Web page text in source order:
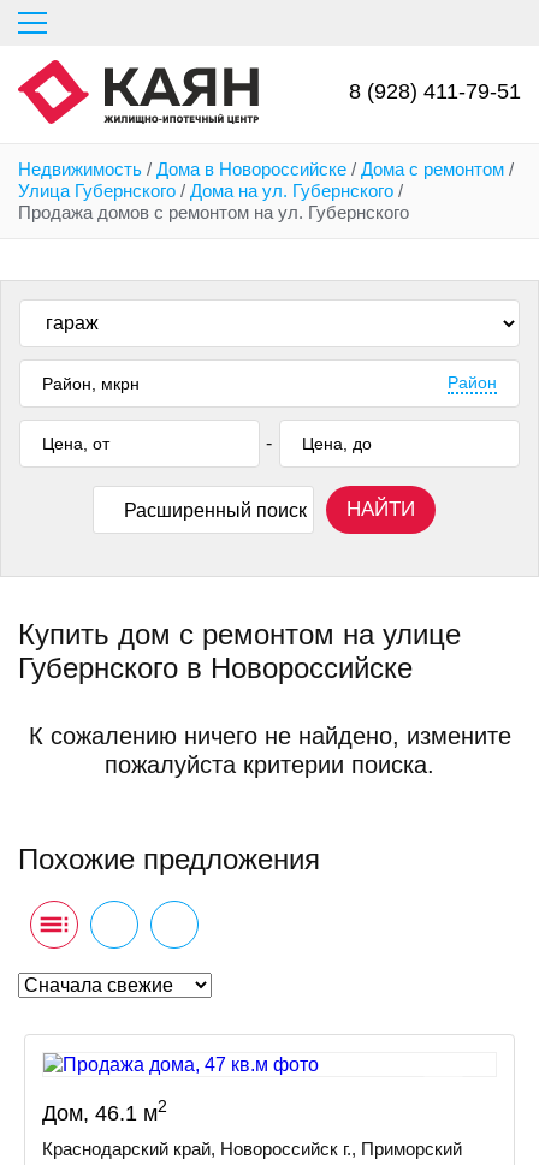
Перейти
основному
содержанию
8 (928) 411-79-51
Недвижимость / Дома в Новороссийске / Дома с ремонтом /
Улица Губернского / Дома на ул. Губернского /
Продажа домов с ремонтом на ул. Губернского
Район
-
Расширенный поиск НАЙТИ
Купить дом с ремонтом на улице
Губернского в Новороссийске
К сожалению ничего не найдено, измените
пожалуйста критерии поиска.
Похожие предложения
Дом, 46.1 м2
Краснодарский край, Новороссийск г., Приморский